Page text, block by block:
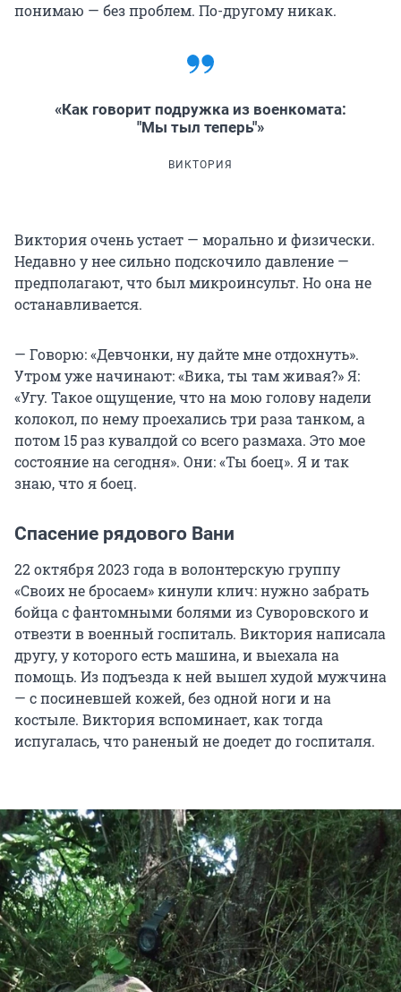
понимаю — без проблем. По-другому никак.
«Как говорит подружка из военкомата:
"Мы тыл теперь"»
ВИКТОРИЯ
Виктория очень устает — морально и физически.
Недавно у нее сильно подскочило давление —
предполагают, что был микроинсульт. Но она не
останавливается.
— Говорю: «Девчонки, ну дайте мне отдохнуть».
Утром уже начинают: «Вика, ты там живая?» Я:
«Угу. Такое ощущение, что на мою голову надели
колокол, по нему проехались три раза танком, а
потом 15 раз кувалдой со всего размаха. Это мое
состояние на сегодня». Они: «Ты боец». Я и так
знаю, что я боец.
Спасение рядового Вани
22 октября 2023 года в волонтерскую группу
«Своих не бросаем» кинули клич: нужно забрать
бойца с фантомными болями из Суворовского и
отвезти в военный госпиталь. Виктория написала
другу, у которого есть машина, и выехала на
помощь. Из подъезда к ней вышел худой мужчина
— с посиневшей кожей, без одной ноги и на
костыле. Виктория вспоминает, как тогда
испугалась, что раненый не доедет до госпиталя.